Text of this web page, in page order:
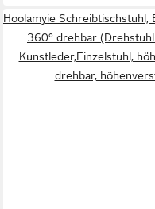
Hoolamyie
360° drehbar
Kunstleder,Einzelstuhl,
drehbar,